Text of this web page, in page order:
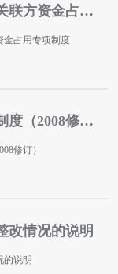
大龙地产防止大股东及关联方资金占用专项制度
金占用专项制度
大龙地产信息披露管理制度（2008修订）
修订）
改情况的说明
的说明